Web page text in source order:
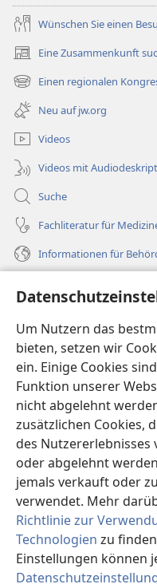
Um Nutzern das
bieten, setzen wir
ein. Einige Cookies
Funktion unserer
nicht abgelehnt
zusätzlichen Cookies,
des
oder abgelehnt
jemals verkauft oder
verwendet. Mehr
Richtlinie zur
Technologien zu
Einstellungen können
Wünschen Sie einen
Eine Zusammenkunft
(öffnet
neues
Fenster)
Einen regionalen
(öffnet
neues
Fenster)
Neu auf jw.org
Videos
Videos mit
Suche
Fachliteratur für
Informationen für
Spenden
(öffnet
neues
Fenster)Wachtturm ONLINE-
(öffnet
neues
Fenster)JW Hub®
(öffnet
neues
Fenster)JW Library
Watchtower Library ®
Copyright© 2026 Watch
NUTZUNGSBEDINGUNGEN